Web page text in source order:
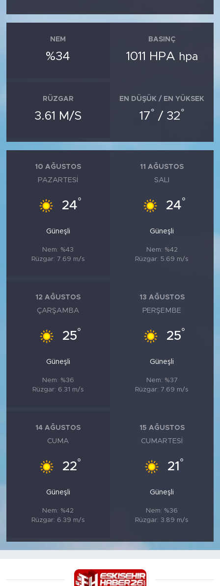
NEM
%34
BASINÇ
1011 HPA hpa
RÜZGAR
3.61 M/S
EN DÜŞÜK / EN YÜKSEK
17° / 32°
10 AĞUSTOS
PAZARTESI
24°
Güneşli
Nem: %43
Rüzgar: 7.69 m/s
11 AĞUSTOS
SALI
24°
Güneşli
Nem: %42
Rüzgar: 5.69 m/s
12 AĞUSTOS
ÇARŞAMBA
25°
Güneşli
Nem: %36
Rüzgar: 6.31 m/s
13 AĞUSTOS
PERŞEMBE
25°
Güneşli
Nem: %37
Rüzgar: 7.69 m/s
14 AĞUSTOS
CUMA
22°
Güneşli
Nem: %42
Rüzgar: 6.39 m/s
15 AĞUSTOS
CUMARTESI
21 °
Güneşli
Nem: %36
Rüzgar: 3.89 m/s